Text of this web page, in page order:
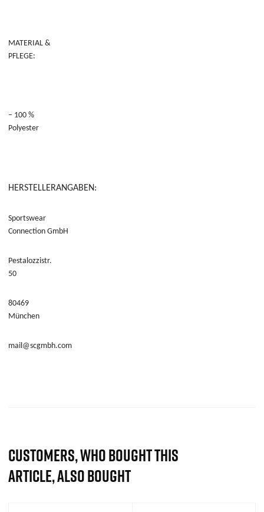
MATERIAL &
PFLEGE:
– 100 %
Polyester
HERSTELLERANGABEN:
Sportswear
Connection GmbH
Pestalozzistr.
50
80469
München
mail@scgmbh.com
CUSTOMERS, WHO BOUGHT THIS
ARTICLE, ALSO BOUGHT